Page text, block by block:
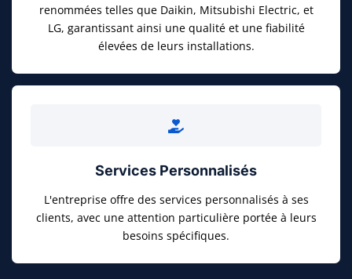
renommées telles que Daikin, Mitsubishi Electric, et
LG, garantissant ainsi une qualité et une fiabilité
élevées de leurs installations.
Services Personnalisés
L'entreprise offre des services personnalisés à ses
clients, avec une attention particulière portée à leurs
besoins spécifiques.